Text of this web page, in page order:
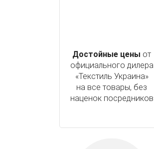
Достойные цены от
официального дилера
«Текстиль Украина»
на все товары, без
наценок посредников